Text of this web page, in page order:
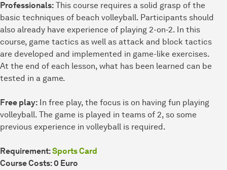
Professionals: This course requires a solid grasp of the
basic techniques of beach volleyball. Participants should
also already have experience of playing 2-on-2. In this
course, game tactics as well as attack and block tactics
are developed and implemented in game-like exercises.
At the end of each lesson, what has been learned can be
tested in a game.
Free play: In free play, the focus is on having fun playing
volleyball. The game is played in teams of 2, so some
previous experience in volleyball is required.
Requirement:Sports Card
Course Costs: 0 Euro